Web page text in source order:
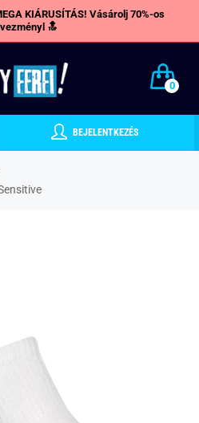
KIÁRUSÍTÁS! Vásárolj 70%-os
🔝
0
BEJELENTKEZÉS